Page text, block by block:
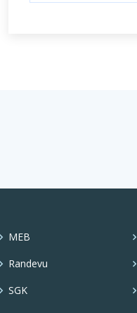
MEB
Randevu
SGK